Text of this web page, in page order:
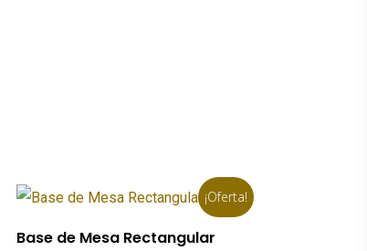
¡Oferta!
Añadir Al Carrito
Base de Mesa Rectangular